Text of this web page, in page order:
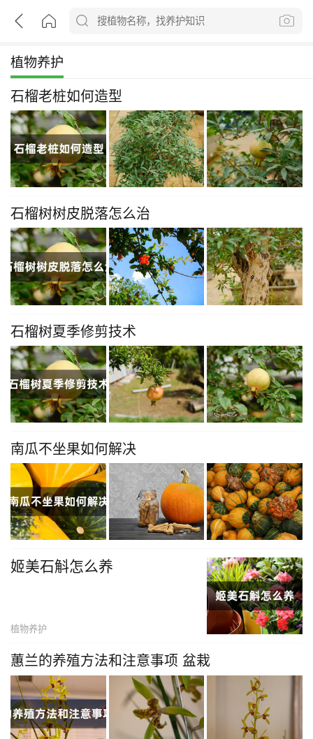
植物养护
石榴老桩如何造型
石榴树树皮脱落怎么治
石榴树夏季修剪技术
南瓜不坐果如何解决
姬美石斛怎么养
植物养护
蕙兰的养殖方法和注意事项 盆栽